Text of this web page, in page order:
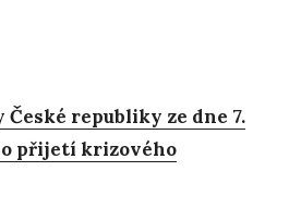
republiky ze dne 7.
o přijetí krizového